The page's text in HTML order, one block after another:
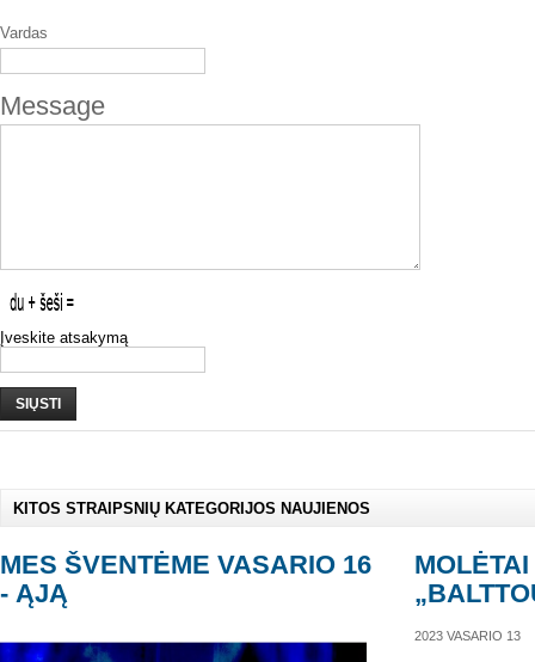
Vardas
Message
Įveskite atsakymą
SIŲSTI
KITOS STRAIPSNIŲ KATEGORIJOS NAUJIENOS
MES ŠVENTĖME VASARIO 16
- ĄJĄ
2023 VASARIO 13